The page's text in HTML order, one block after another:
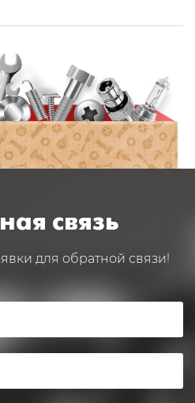
связь
для обратной связи!